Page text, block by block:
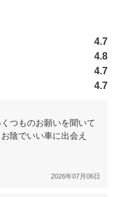
4.7
4.8
4.7
4.7
つものお願いを聞いて
陰でいい車に出会え
2026年07月06日